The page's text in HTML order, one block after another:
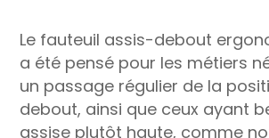
Le fauteuil assis-debout
a été pensé pour les métiers
un passage régulier de la
debout, ainsi que ceux ayant
assise plutôt haute, comme